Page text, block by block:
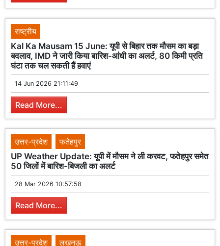
राष्ट्रीय
Kal Ka Mausam 15 June: यूपी से बिहार तक मौसम का बड़ा
बदलाव, IMD ने जारी किया बारिश-आंधी का अलर्ट, 80 किमी प्रति
घंटा तक चल सकती हैं हवाएं
14 Jun 2026 21:11:49
Read More...
उत्तर-प्रदेश
फतेहपुर
UP Weather Update: यूपी में मौसम ने ली करवट, फतेहपुर समेत
50 जिलों में बारिश-बिजली का अलर्ट
28 Mar 2026 10:57:58
Read More...
उत्तर-प्रदेश
लखनऊ